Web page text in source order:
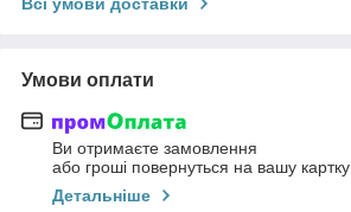
Умови оплати
Ви отримаєте замовлення
або гроші повернуться на вашу картку
Детальніше